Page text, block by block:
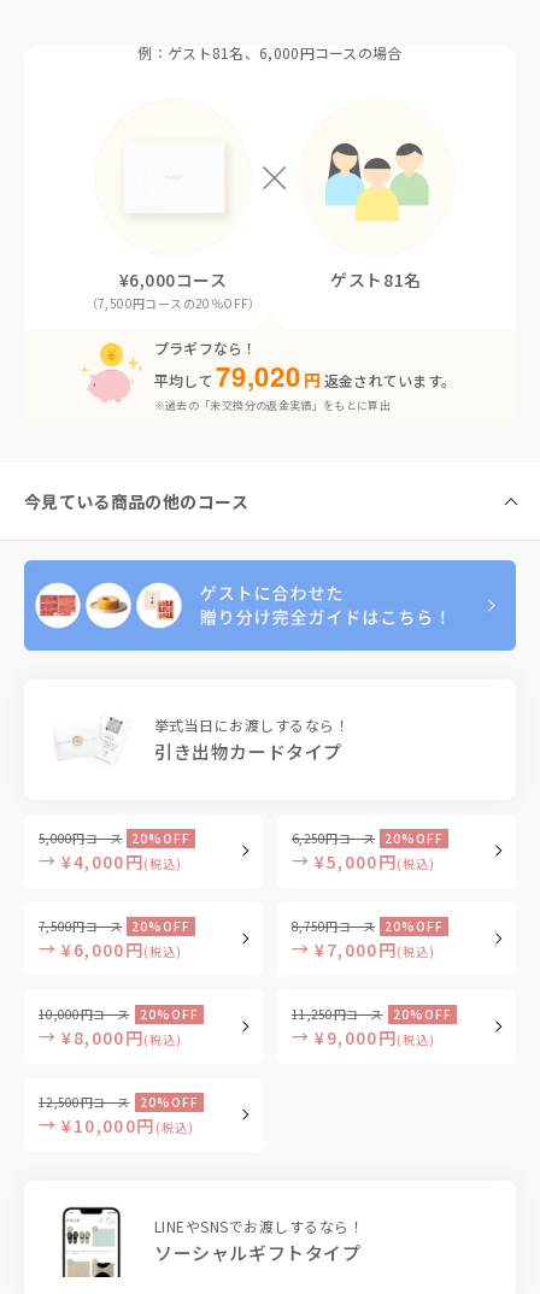
例：ゲスト81名、6,000円コースの場合
¥6,000コース
（7,500円コースの20％OFF）
ゲスト81名
プラギフなら！
平均して 79,020 円 返金されています。
※過去の「未交換分の返金実績」をもとに算出
今見ている商品の他のコース
挙式当日にお渡しするなら！
引き出物カードタイプ
5,000円コース 20%OFF
→ ¥4,000円(税込)
6,250円コース 20%OFF
→ ¥5,000円(税込)
7,500円コース 20%OFF
→ ¥6,000円(税込)
8,750円コース 20%OFF
→ ¥7,000円(税込)
10,000円コース 20%OFF
→ ¥8,000円(税込)
11,250円コース 20%OFF
→ ¥9,000円(税込)
12,500円コース 20%OFF
→ ¥10,000円 (税込)
LINEやSNSでお渡しするなら！
ソーシャルギフトタイプ